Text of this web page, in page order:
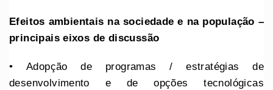
Efeitos ambientais na sociedade e na população –
principais eixos de discussão
• Adopção de programas / estratégias de
desenvolvimento e de opções tecnológicas